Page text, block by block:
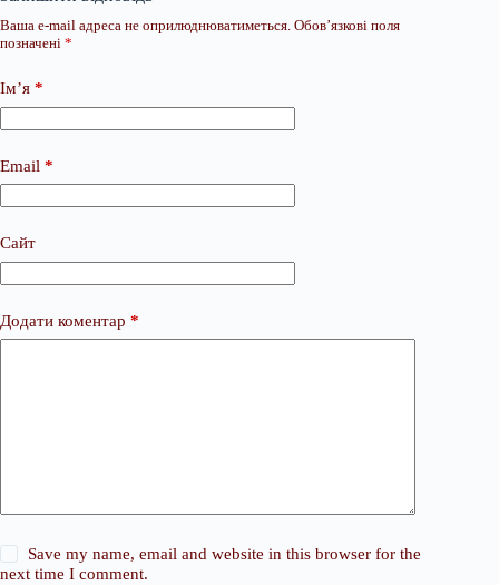
Ваша e-mail адреса не оприлюднюватиметься. Обов’язкові поля
позначені *
Ім’я *
Email *
Сайт
Додати коментар *
Save my name, email and website in this browser for the
next time I comment.